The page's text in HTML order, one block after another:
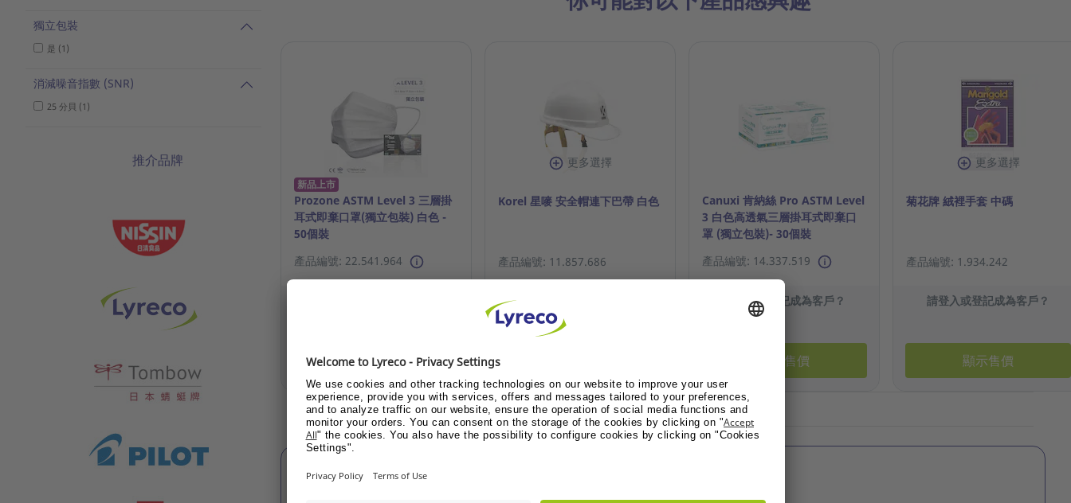
獨立包裝
是 (1)
消減噪音指數 (SNR)
25 分貝 (1)
推介品牌
新品上市
Prozone ASTM Level 3 三層掛
耳式即棄口罩(獨立包裝) 白色 -
50個裝
產品編號: 22.541.964
顯示售價
更多選擇
Korel 星嘜 安全帽連下巴帶 白色
產品編號: 11.857.686
Canuxi 肯納絲 Pro ASTM Level
3 白色高透氣三層掛耳式即棄口
罩 (獨立包裝)- 30個裝
產品編號: 14.337.519
請登入或登記成為客戶？
顯示售價
更多選擇
菊花牌 絨裡手套 中碼
產品編號: 1.934.242
請登入或登記成為客戶？
顯示售價
顯示
須要協助？